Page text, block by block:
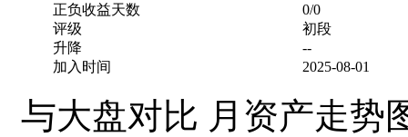
正负收益天数
0/0
评级
初段
升降
--
加入时间
2025-08-01
与大盘对比 月资产走势